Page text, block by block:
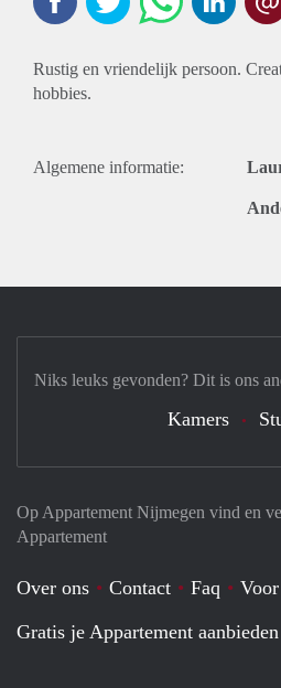
Rustig en vriendelijk persoon.
hobbies.
Algemene informatie:
Op Appartement Nijmegen vind en
Appartement
Over ons Contact Faq
Gratis je Appartement
Niks leuks gevonden? Dit is ons
Kamers